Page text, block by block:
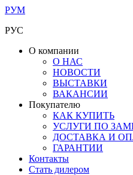
РУМ
РУС
О компании
О НАС
НОВОСТИ
ВЫСТАВКИ
ВАКАНСИИ
Покупателю
КАК КУПИТЬ
УСЛУГИ ПО
ДОСТАВКА И
ГАРАНТИИ
Контакты
Стать дилером